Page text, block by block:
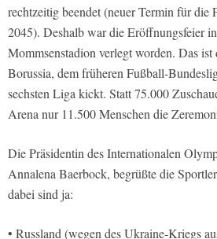
rechtzeitig beendet (neuer Termin für die
2045). Deshalb war die Eröffnungsfeier
Mommsenstadion verlegt worden. Das
Borussia, dem früheren Fußball-
sechsten Liga kickt. Statt 75.000
Arena nur 11.500 Menschen die
Die Präsidentin des Internationalen
Annalena Baerbock, begrüßte die
dabei sind ja:
• Russland (wegen des Ukraine-Kriegs